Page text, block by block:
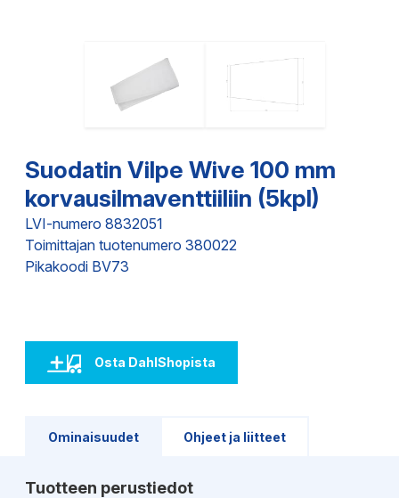
Suodatin Vilpe Wive 100 mm
korvausilmaventtiiliin (5kpl)
LVI-numero 8832051
Toimittajan tuotenumero 380022
Pikakoodi BV73
Osta DahlShopista
Ominaisuudet Ohjeet ja liitteet
Tuotteen perustiedot